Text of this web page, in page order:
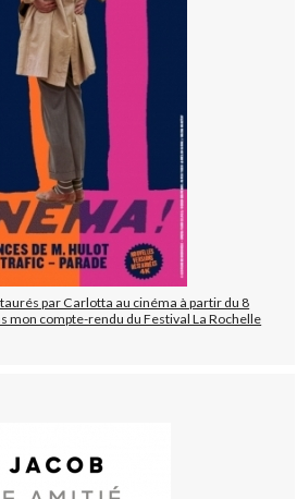
par Carlotta au cinéma à partir du 8
mon compte-rendu du Festival La Rochelle